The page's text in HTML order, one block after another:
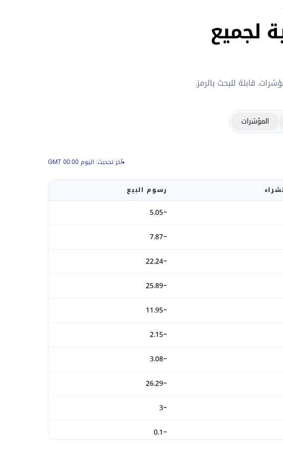
لجميع
قابلة للبحث بالرمز.
المؤشرات
آخر تحديث: اليوم 00:00 GMT
رسوم البيع
-5.05
-7.87
-22.24
-25.89
-11.95
-2.15
-3.08
-26.29
-3
-0.1